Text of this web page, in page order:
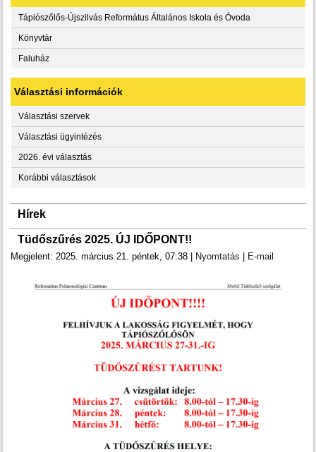
Tápiószőlős-Újszilvás Református Általános Iskola és Óvoda
Könyvtár
Faluház
Választási információk
Választási szervek
Választási ügyintézés
2026. évi választás
Korábbi választások
Hírek
Tüdőszűrés 2025. ÚJ IDŐPONT!!
Megjelent: 2025. március 21. péntek, 07:38 Nyomtatás E-mail